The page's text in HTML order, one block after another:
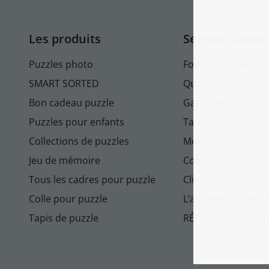
Les produits
Puzzles photo
SMART SORTED
Bon cadeau puzzle
Puzzles pour enfants
Collections de puzzles
Jeu de mémoire
Tous les cadres pour puzzle
Colle pour puzzle
Tapis de puzzle
Service
Foire aux
Qualité
Garantie
Tarifs de livraison
Modes de
Contact
Clients
L’authenticité des
RÉTRACTER LE